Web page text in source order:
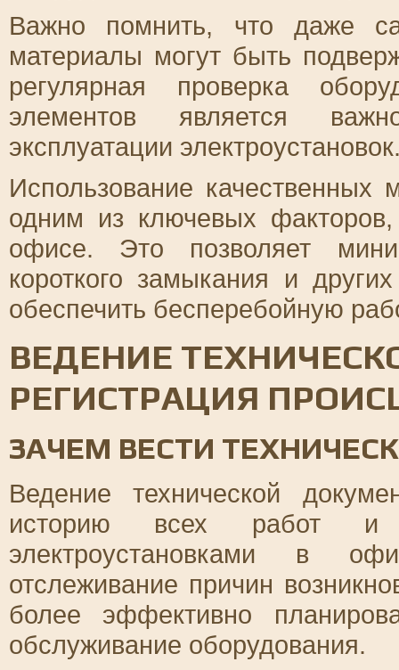
Важно помнить, что даже
материалы могут быть
регулярная проверка
элементов является
эксплуатации
Использование качественных
одним из ключевых
офисе. Это позволяет
короткого замыкания и
обеспечить бесперебойную
ВЕДЕНИЕ
РЕГИСТРАЦИЯ
ЗАЧЕМ ВЕСТИ
Ведение технической
историю всех работ и
электроустановками в
отслеживание причин
более эффективно
обслуживание оборудования.